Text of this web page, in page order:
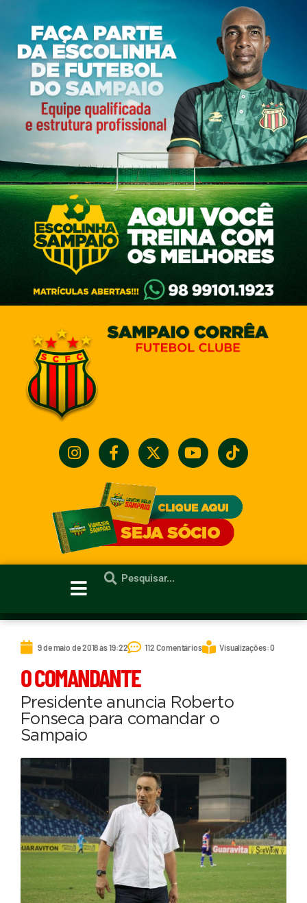
9 de maio de 2018 às 19:22 112 Comentários Visualizações: 0
O COMANDANTE
Presidente anuncia Roberto
Fonseca para comandar o
Sampaio